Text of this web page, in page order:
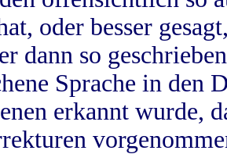
oder besser
dann so
Sprache in
erkannt wurde,